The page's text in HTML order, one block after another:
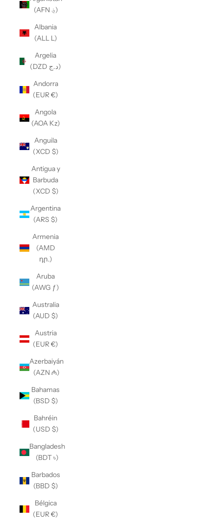
(AFN ؋)
Albania
(ALL L)
Argelia
(DZD د.ج)
Andorra
(EUR €)
Angola
(AOA Kz)
Anguila
(XCD $)
Antigua y
Barbuda
(XCD $)
Argentina
(ARS $)
Armenia
(AMD
դր.)
Aruba
(AWG ƒ)
Australia
(AUD $)
Austria
(EUR €)
Azerbaiyán
(AZN ₼)
Bahamas
(BSD $)
Bahréin
(USD $)
Bangladesh
(BDT ৳)
Barbados
(BBD $)
Bélgica
(EUR €)